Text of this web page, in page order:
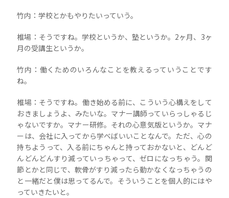
竹内：学校とかもやりたいっていう。
椎場：そうですね。学校というか、塾というか。2ヶ月、3ヶ
月の受講生というか。
竹内：働くためのいろんなことを教えるっていうことです
ね。
椎場：そうですね。働き始める前に、こういう心構えをして
おきましょうよ、みたいな。マナー講師っていらっしゃるじ
ゃないですか。マナー研修。それの心意気版というか。マナ
ーは、会社に入ってから学べばいいことなんで。ただ、心の
持ちようって、入る前にちゃんと持っておかないと、どんど
んどんどんすり減っていっちゃって、ゼロになっちゃう。関
節とかと同じで、軟骨がすり減ったら動かなくなっちゃうの
と一緒だと僕は思ってるんで。そういうことを個人的にはや
っていきたいと。